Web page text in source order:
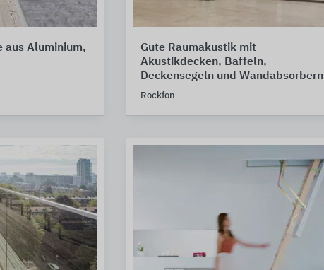
aus Aluminium,
Gute Raumakustik mit
Akustikdecken, Baffeln,
Deckensegeln und Wandabsorbern
Rockfon